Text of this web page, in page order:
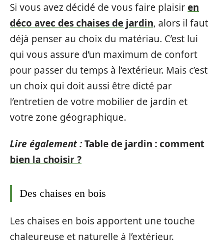
Si vous avez décidé de vous faire plaisiren
déco avec des chaises de jardin, alors il faut
déjà penser au choix du matériau. C’est lui
qui vous assure d’un maximum de confort
pour passer du temps à l’extérieur. Mais c’est
un choix qui doit aussi être dicté par
l’entretien de votre mobilier de jardin et
votre zone géographique.
Lire également :Table de jardin : comment
bien la choisir ?
Des chaises en bois
Les chaises en bois apportent une touche
chaleureuse et naturelle à l’extérieur.